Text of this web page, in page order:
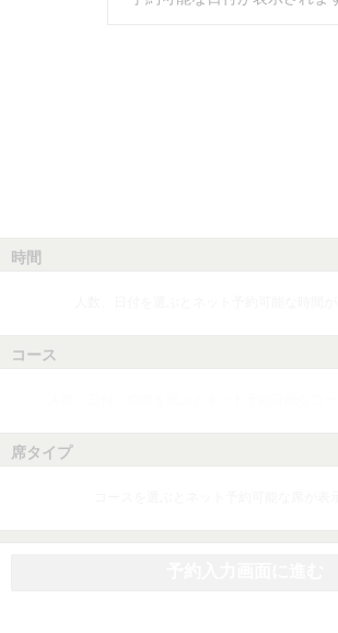
時間
コース
席タイプ